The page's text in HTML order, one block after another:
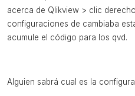
acerca de Qlikview > clic
configuraciones de cambiaba
acumule el código para los qvd.
Alguien sabrá cual es la